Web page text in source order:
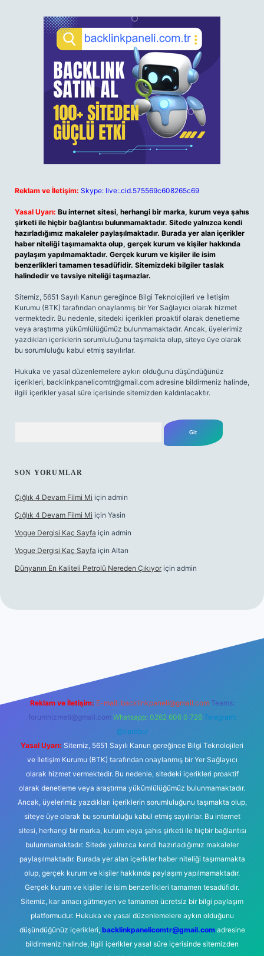
Reklam ve İletişim: Skype: live:.cid.575569c608265c69
Yasal Uyarı: Bu internet sitesi, herhangi bir marka, kurum veya şahıs
şirketi ile hiçbir bağlantısı bulunmamaktadır. Sitede yalnızca kendi
hazırladığımız makaleler paylaşılmaktadır. Burada yer alan içerikler
haber niteliği taşımamakta olup, gerçek kurum ve kişiler hakkında
paylaşım yapılmamaktadır. Gerçek kurum ve kişiler ile isim
benzerlikleri tamamen tesadüfidir. Sitemizdeki bilgiler taslak
halindedir ve tavsiye niteliği taşımazlar.
Sitemiz, 5651 Sayılı Kanun gereğince Bilgi Teknolojileri ve İletişim
Kurumu (BTK) tarafından onaylanmış bir Yer Sağlayıcı olarak hizmet
vermektedir. Bu nedenle, sitedeki içerikleri proaktif olarak denetleme
veya araştırma yükümlülüğümüz bulunmamaktadır. Ancak, üyelerimiz
yazdıkları içeriklerin sorumluluğunu taşımakta olup, siteye üye olarak
bu sorumluluğu kabul etmiş sayılırlar.
Hukuka ve yasal düzenlemelere aykırı olduğunu düşündüğünüz
içerikleri, backlinkpanelicomtr@gmail.com adresine bildirmeniz halinde,
ilgili içerikler yasal süre içerisinde sitemizden kaldırılacaktır.
SON YORUMLAR
Çığlık 4 Devam Filmi Mi için admin
Çığlık 4 Devam Filmi Mi için Yasin
Vogue Dergisi Kaç Sayfa için admin
Vogue Dergisi Kaç Sayfa için Altan
Dünyanın En Kaliteli Petrolü Nereden Çıkıyor için admin
Reklam ve İletişim: E-mail: backlinkpaneli@gmail.com Teams:
forumhizmeti@gmail.com Whatsapp: 0262 606 0 726 Telegram:
@karabul
Yasal Uyarı: Sitemiz, 5651 Sayılı Kanun gereğince Bilgi Teknolojileri
ve İletişim Kurumu (BTK) tarafından onaylanmış bir Yer Sağlayıcı
olarak hizmet vermektedir. Bu nedenle, sitedeki içerikleri proaktif
olarak denetleme veya araştırma yükümlülüğümüz bulunmamaktadır.
Ancak, üyelerimiz yazdıkları içeriklerin sorumluluğunu taşımakta olup,
siteye üye olarak bu sorumluluğu kabul etmiş sayılırlar. Bu internet
sitesi, herhangi bir marka, kurum veya şahıs şirketi ile hiçbir bağlantısı
bulunmamaktadır. Sitede yalnızca kendi hazırladığımız makaleler
paylaşılmaktadır. Burada yer alan içerikler haber niteliği taşımamakta
olup, gerçek kurum ve kişiler hakkında paylaşım yapılmamaktadır.
Gerçek kurum ve kişiler ile isim benzerlikleri tamamen tesadüfidir.
Sitemiz, kar amacı gütmeyen ve tamamen ücretsiz bir bilgi paylaşım
platformudur. Hukuka ve yasal düzenlemelere aykırı olduğunu
düşündüğünüz içerikleri, backlinkpanelicomtr@gmail.comadresine
bildirmeniz halinde, ilgili içerikler yasal süre içerisinde sitemizden